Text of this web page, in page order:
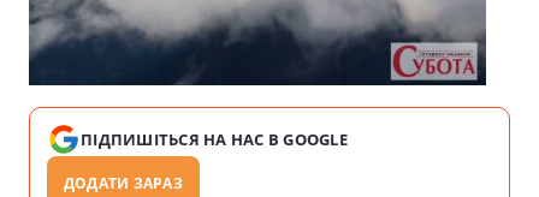
ПІДПИШІТЬСЯ НА НАС В GOOGLE
ДОДАТИ ЗАРАЗ